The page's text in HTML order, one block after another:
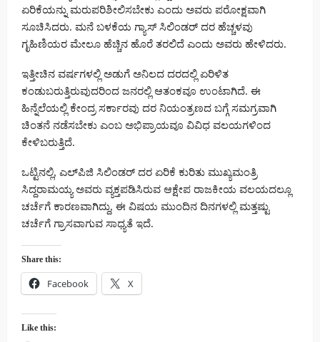
ಏರಿಕೆಯನ್ನು ಮರುಪರಿಶೀಲಿಸಬೇಕು ಎಂದು ಅವರು ಪರೋಕ್ಷವಾಗಿ
ಸೂಚಿಸಿದರು. ಮನೆ ಬಳಕೆಯ ಗ್ಯಾಸ್ ಸಿಲಿಂಡರ್ ದರ ಹೆಚ್ಚಳವು
ಗೃಹಿಣಿಯರ ಮೇಲೂ ಹೆಚ್ಚಿನ ಹೊರೆ ತರಲಿದೆ ಎಂದು ಅವರು ಹೇಳಿದರು.
ಇತ್ತೀಚಿನ ವರ್ಷಗಳಲ್ಲಿ ಅಡುಗೆ ಅನಿಲದ ದರದಲ್ಲಿ ಏರಿಳಿತ
ಕಂಡುಬರುತ್ತಿರುವುದರಿಂದ ಜನರಲ್ಲಿ ಆತಂಕವೂ ಉಂಟಾಗಿದೆ. ಈ
ಹಿನ್ನೆಲೆಯಲ್ಲಿ ಕೇಂದ್ರ ಸರ್ಕಾರವು ದರ ನಿಯಂತ್ರಣದ ಬಗ್ಗೆ ಸಮಗ್ರವಾಗಿ
ಚಿಂತನೆ ನಡೆಸಬೇಕು ಎಂಬ ಅಭಿಪ್ರಾಯವೂ ವಿವಿಧ ವಲಯಗಳಿಂದ
ಕೇಳಿಬರುತ್ತಿದೆ.
ಒಟ್ಟಿನಲ್ಲಿ, ಎಲ್‌ಪಿಜಿ ಸಿಲಿಂಡರ್ ದರ ಏರಿಕೆ ಕುರಿತು ಮುಖ್ಯಮಂತ್ರಿ
ಸಿದ್ದರಾಮಯ್ಯ ಅವರು ವ್ಯಕ್ತಪಡಿಸಿರುವ ಆಕ್ಷೇಪ ರಾಜಕೀಯ ವಲಯದಲ್ಲೂ
ಚರ್ಚೆಗೆ ಕಾರಣವಾಗಿದ್ದು, ಈ ವಿಷಯ ಮುಂದಿನ ದಿನಗಳಲ್ಲಿ ಮತ್ತಷ್ಟು
ಚರ್ಚೆಗೆ ಗ್ರಾಸವಾಗುವ ಸಾಧ್ಯತೆ ಇದೆ.
Share this:
Facebook X
Like this: